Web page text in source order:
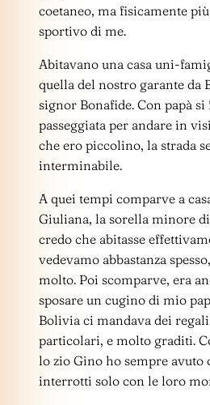
coetaneo, ma fisicamente
sportivo di me.
Abitavano una casa uni-
quella del nostro garante da
signor Bonafide. Con papà
passeggiata per andare in
che ero piccolino, la strada
interminabile.
A quei tempi comparve a
Giuliana, la sorella minore
credo che abitasse
vedevamo abbastanza
molto. Poi scomparve, era
sposare un cugino di mio
Bolivia ci mandava dei
particolari, e molto graditi.
lo zio Gino ho sempre
interrotti solo con le loro